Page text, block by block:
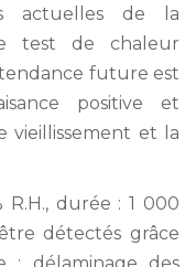
actuelles de la
test de chaleur
tendance future est
positive et
vieillissement et la
durée : 1 000
détectés grâce